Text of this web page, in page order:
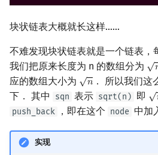
F.A.Q.
镜像站列表
致谢
出题
WSL (Windows 10)
Special Judge
Testlib
Polygon
OJ 工具
Python 速成
Java 速成
Java 进阶
排序
前缀和 & 差分
二分
倍增
构造
迭代加深搜索
IDA*
回溯法
Dancing Links
Alpha–Beta 剪枝
树形 DP
状压 DP
数位 DP
插头 DP
计数 DP
前缀函数与 KMP 算法
Boyer–Moore 算法
Z 函数（扩展 KMP）
AC 自动机
后缀数组 (SA)
快速幂
置换和排列
弧度制与坐标系
复数
数论
Size Balanced Tree
AVL 树
红黑树
左偏红黑树
AA 树
有向无环图
拓扑排序
最短路问题
生成树问题
斯坦纳树
凸包
扫描线
旋转卡壳
半平面交
平面最近点对
悬线法
有限状态自动机
计算理论基础
字节顺序
约瑟夫问题
块状链表大概就长这样……
不难发现块状链表就是一个链表，
我们把原来长度为 n 的数组分为
√
n
应的数组大小为
√
𝑛
n
． 所以我们
下． 其中
sqn 表示 sqrt(n) 即 √
n
push_back ，即在这个 node 中加
实现